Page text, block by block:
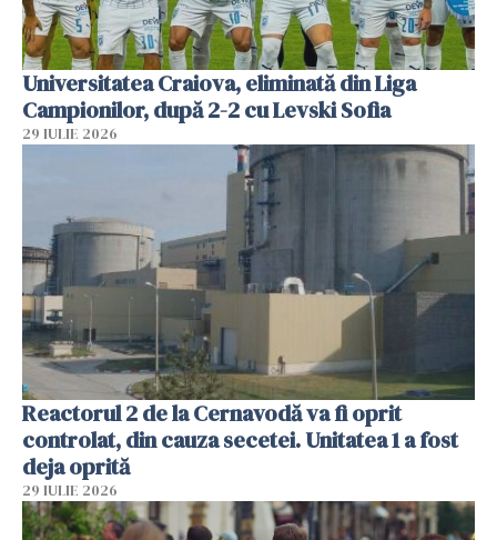
Universitatea Craiova, eliminată din Liga
Campionilor, după 2-2 cu Levski Sofia
29 IULIE 2026
Reactorul 2 de la Cernavodă va fi oprit
controlat, din cauza secetei. Unitatea 1 a fost
deja oprită
29 IULIE 2026